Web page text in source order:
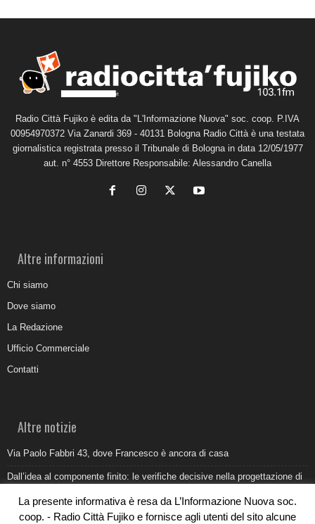
Radio Città Fujiko è edita da "L'Informazione Nuova" soc. coop. P.IVA
00954970372 Via Zanardi 369 - 40131 Bologna Radio Città è una testata
giornalistica registrata presso il Tribunale di Bologna in data 12/05/1977
aut. n° 4553 Direttore Responsabile: Alessandro Canella
Altre informazioni
Chi siamo
Dove siamo
La Redazione
Ufficio Commerciale
Contatti
Altre notizie
Via Paolo Fabbri 43, dove Francesco è ancora di casa
Dall’idea al componente finito: le verifiche decisive nella progettazione di
Belvedere Marittimo e il report ARPACAL 2026 sulla qualità del mare
La presente informativa è resa da L’Informazione Nuova soc.
coop. - Radio Città Fujiko e fornisce agli utenti del sito alcune